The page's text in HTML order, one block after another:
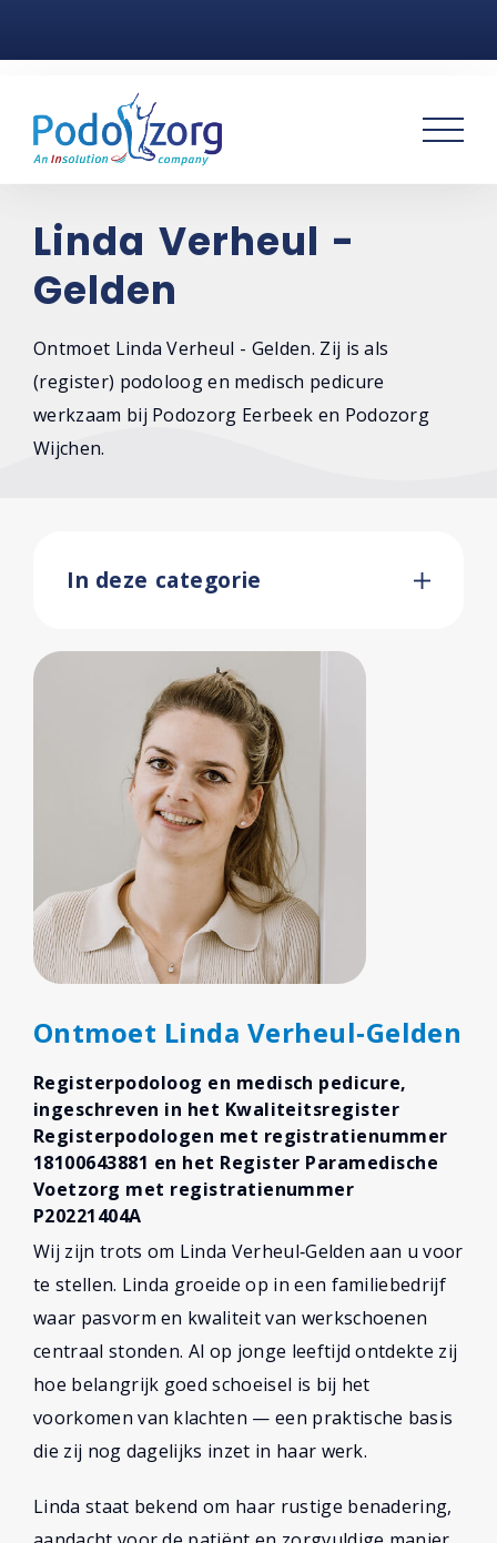
Voetklachten
Podotherapie
Praktijken
Over ons
Contact
Linda Verheul -
Gelden
Ontmoet Linda Verheul - Gelden. Zij is als
(register) podoloog en medisch pedicure
werkzaam bij Podozorg Eerbeek en Podozorg
Wijchen.
In deze categorie
Ontmoet Linda Verheul‑Gelden
Registerpodoloog en medisch pedicure,
ingeschreven in het Kwaliteitsregister
Registerpodologen met registratienummer
18100643881 en het Register Paramedische
Voetzorg met registratienummer
P20221404A
Wij zijn trots om Linda Verheul‑Gelden aan u voor
te stellen. Linda groeide op in een familiebedrijf
waar pasvorm en kwaliteit van werkschoenen
centraal stonden. Al op jonge leeftijd ontdekte zij
hoe belangrijk goed schoeisel is bij het
voorkomen van klachten — een praktische basis
die zij nog dagelijks inzet in haar werk.
Linda staat bekend om haar rustige benadering,